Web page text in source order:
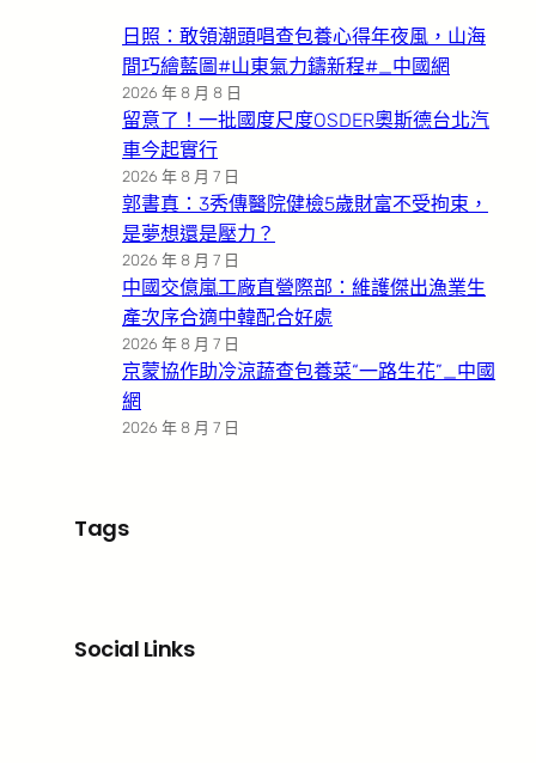
日照：敢領潮頭唱查包養心得年夜風，山海
間巧繪藍圖#山東氣力鑄新程#_中國網
2026 年 8 月 8 日
留意了！一批國度尺度OSDER奧斯德台北汽
車今起實行
2026 年 8 月 7 日
郭書真：3秀傳醫院健檢5歲財富不受拘束，
是夢想還是壓力？
2026 年 8 月 7 日
中國交億嵐工廠直營際部：維護傑出漁業生
產次序合適中韓配合好處
2026 年 8 月 7 日
京蒙協作助冷涼蔬查包養菜“一路生花”_中國
網
2026 年 8 月 7 日
Tags
Social Links